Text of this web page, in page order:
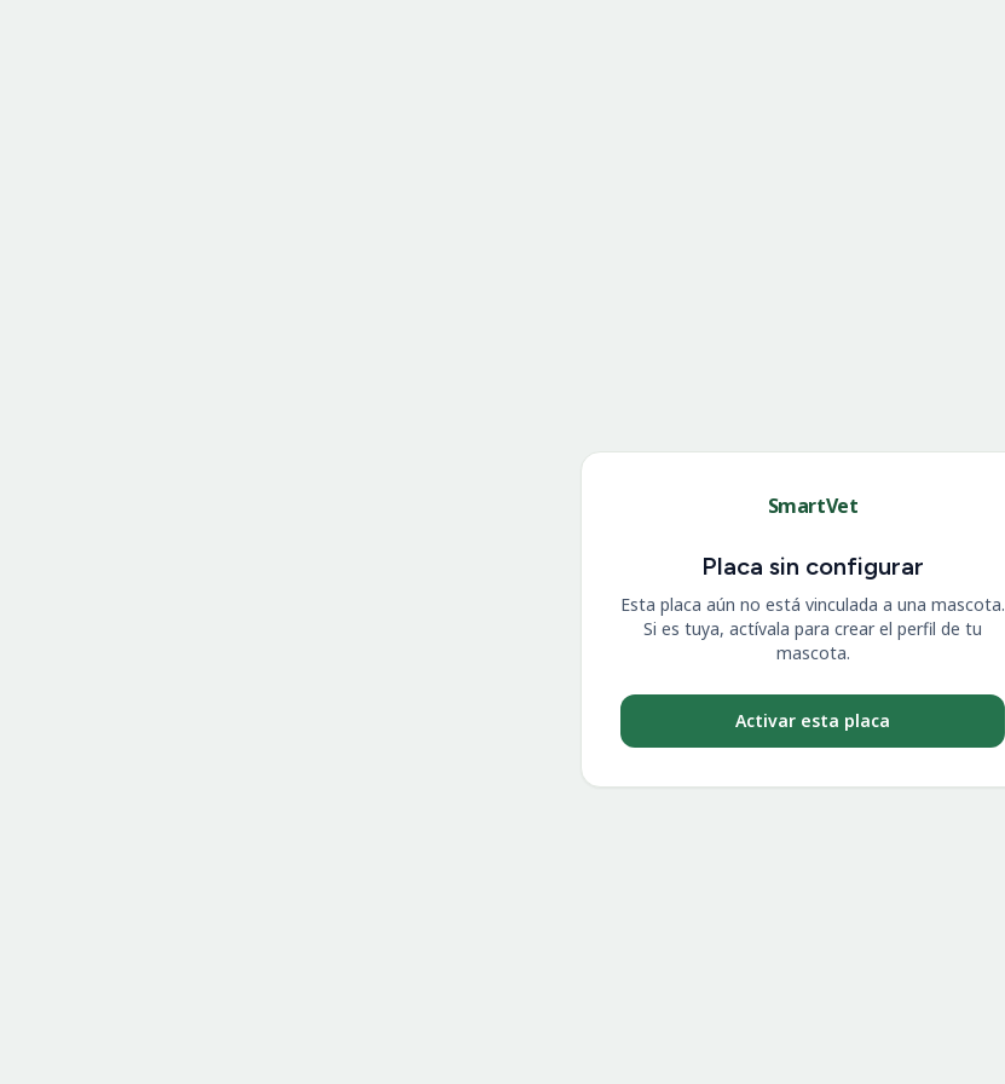
SmartVet
Placa sin configurar
Esta placa aún no está vinculada a una mascota.
Si es tuya, actívala para crear el perfil de tu
mascota.
Activar esta placa